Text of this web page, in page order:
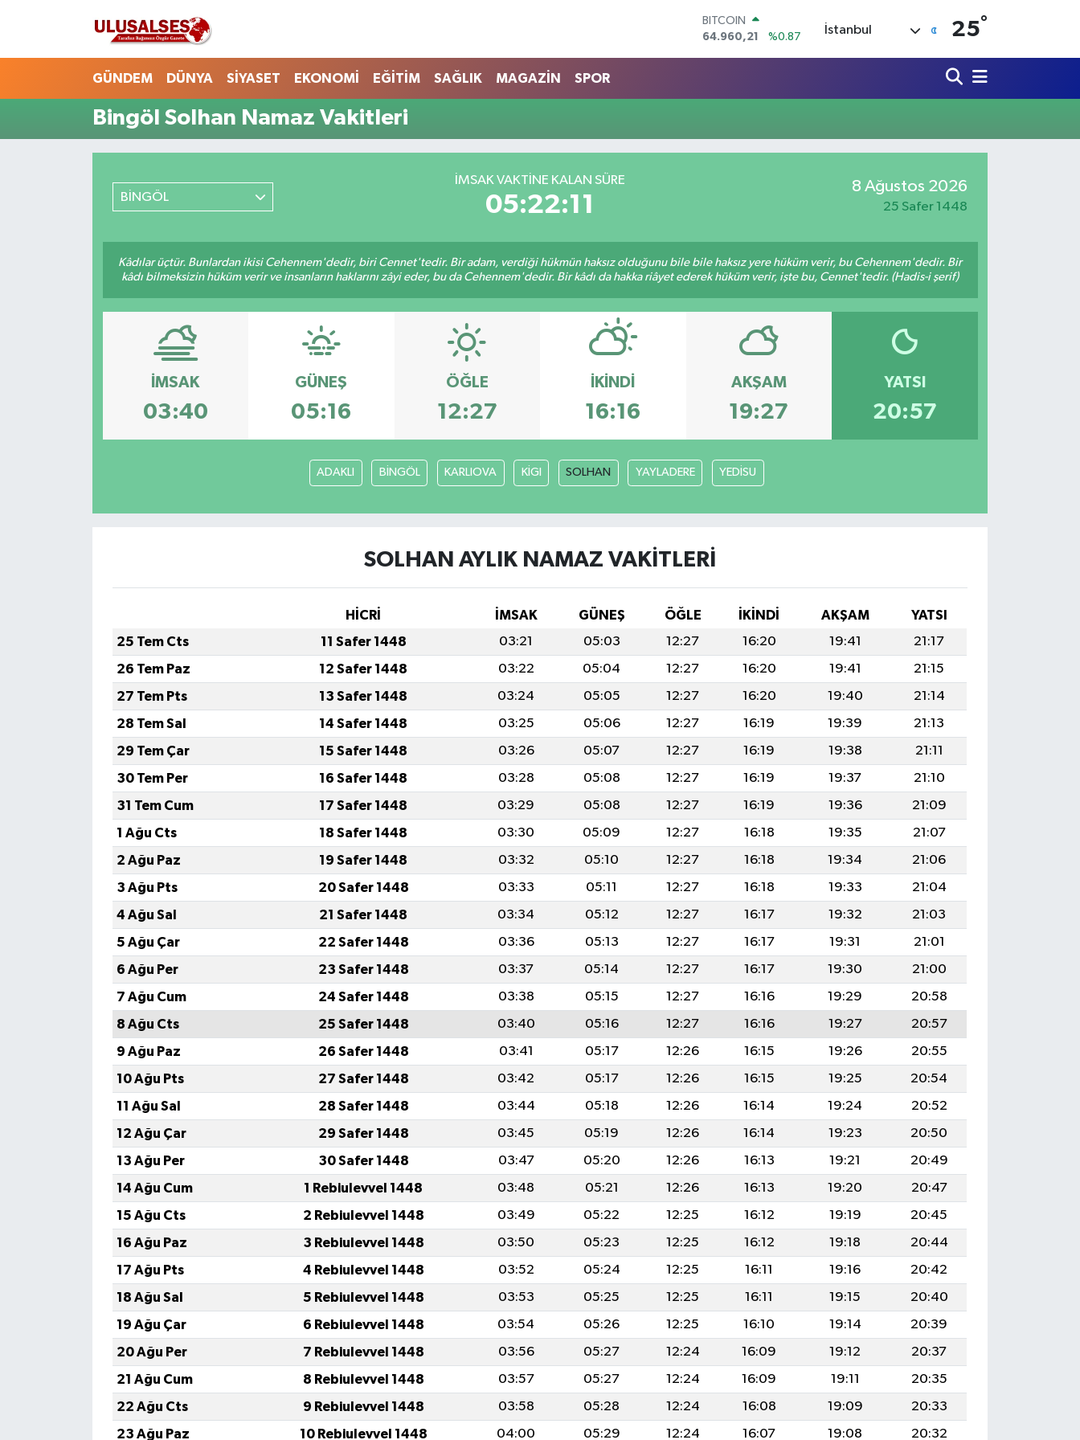
BITCOIN
64.960,21
%0.87
55,2510
%0.32
İstanbul 25°
GÜNDEM DÜNYA SİYASET EKONOMİ EĞİTİM SAĞLIK MAGAZİN SPOR
Bingöl Solhan Namaz Vakitleri
BİNGÖL
İMSAK VAKTINE KALAN SÜRE
05:22:11
8 Ağustos 2026
25 Safer 1448
Kâdılar üçtür. Bunlardan ikisi Cehennem'dedir, biri Cennet'tedir. Bir adam, verdiği hükmün haksız olduğunu bile bile haksız yere hüküm verir, bu Cehennem'dedir. Bir
kâdı bilmeksizin hüküm verir ve insanların haklarını zâyi eder, bu da Cehennem'dedir. Bir kâdı da hakka riâyet ederek hüküm verir, işte bu, Cennet'tedir. (Hadis-i şerif)
İMSAK
03:40
GÜNEŞ
05:16
ÖĞLE
12:27
İKINDI
16:16
AKŞAM
19:27
YATSI
20:57
ADAKLI BİNGÖL KARLIOVA KİGI SOLHAN YAYLADERE YEDİSU
SOLHAN AYLIK NAMAZ VAKITLERI
HİCRİ İMSAK GÜNEŞ ÖĞLE İKINDI AKŞAM
YATSI
25 Tem Cts
11 Safer 1448 03:21 05:03 12:27 16:20 19:41
21:17
26 Tem Paz
12 Safer 1448 03:22 05:04 12:27 16:20 19:41
21:15
27 Tem Pts
13 Safer 1448 03:24 05:05 12:27 16:20 19:40
21:14
28 Tem Sal
14 Safer 1448 03:25 05:06 12:27 16:19 19:39
21:13
29 Tem Çar
15 Safer 1448 03:26 05:07 12:27 16:19 19:38
21:11
30 Tem Per
16 Safer 1448 03:28 05:08 12:27 16:19 19:37
21:10
31 Tem Cum
17 Safer 1448 03:29 05:08 12:27 16:19 19:36
21:09
1 Ağu Cts
18 Safer 1448 03:30 05:09 12:27 16:18 19:35
21:07
2 Ağu Paz
19 Safer 1448 03:32 05:10 12:27 16:18 19:34
21:06
3 Ağu Pts
20 Safer 1448 03:33 05:11 12:27 16:18 19:33
21:04
4 Ağu Sal
21 Safer 1448 03:34 05:12 12:27 16:17 19:32
21:03
5 Ağu Çar
22 Safer 1448 03:36 05:13 12:27 16:17 19:31
21:01
6 Ağu Per
23 Safer 1448 03:37 05:14 12:27 16:17 19:30
21:00
7 Ağu Cum
24 Safer 1448 03:38 05:15 12:27 16:16 19:29
20:58
8 Ağu Cts
25 Safer 1448 03:40 05:16 12:27 16:16 19:27
20:57
9 Ağu Paz
26 Safer 1448 03:41 05:17 12:26 16:15 19:26
20:55
10 Ağu Pts
27 Safer 1448 03:42 05:17 12:26 16:15 19:25
20:54
11 Ağu Sal
28 Safer 1448 03:44 05:18 12:26 16:14 19:24
20:52
12 Ağu Çar
29 Safer 1448 03:45 05:19 12:26 16:14 19:23
20:50
13 Ağu Per
30 Safer 1448 03:47 05:20 12:26 16:13 19:21
20:49
14 Ağu Cum
1 Rebiulevvel 1448 03:48 05:21 12:26 16:13 19:20
20:47
15 Ağu Cts
2 Rebiulevvel 1448 03:49 05:22 12:25 16:12 19:19
20:45
16 Ağu Paz
3 Rebiulevvel 1448 03:50 05:23 12:25 16:12 19:18
20:44
17 Ağu Pts
4 Rebiulevvel 1448 03:52 05:24 12:25 16:11 19:16
20:42
18 Ağu Sal
5 Rebiulevvel 1448 03:53 05:25 12:25 16:11 19:15
20:40
19 Ağu Çar
6 Rebiulevvel 1448 03:54 05:26 12:25 16:10 19:14
20:39
20 Ağu Per
7 Rebiulevvel 1448 03:56 05:27 12:24 16:09 19:12
20:37
21 Ağu Cum
8 Rebiulevvel 1448 03:57 05:27 12:24 16:09 19:11
20:35
22 Ağu Cts
9 Rebiulevvel 1448 03:58 05:28 12:24 16:08 19:09
20:33
23 Ağu Paz
10 Rebiulevvel 1448 04:00 05:29 12:24 16:07 19:08 20:32
GÜNDEM
DÜNYA
SİYASET
Hava Durumu
Trafik Durumu
Süper Lig Puan Durumu ve Fikstür
Tüm Manşetler
Haber Arşivi